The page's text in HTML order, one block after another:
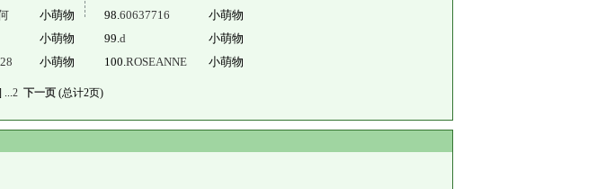
小萌物
小萌物
小萌物
98.60637716
小萌物
99.d
小萌物
100.ROSEANNE 小萌物
...2 下一页 (总计2页)